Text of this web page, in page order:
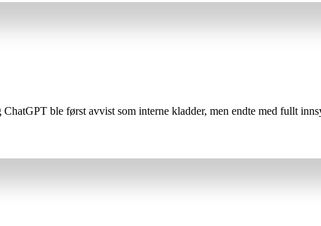
ble først avvist som interne kladder, men endte med fullt